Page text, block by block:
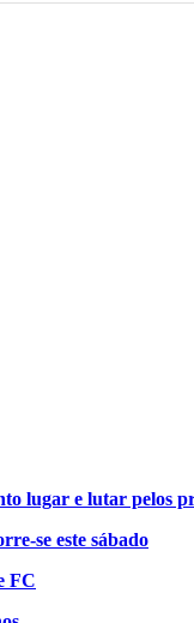
lugar e lutar pelos
se este sábado
FC